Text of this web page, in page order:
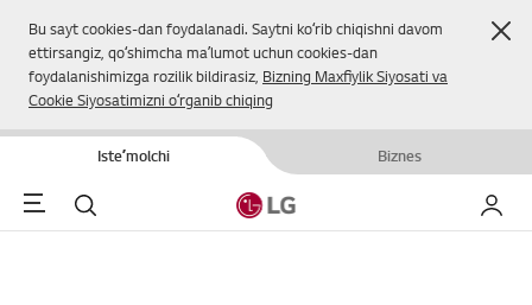
Bu sayt cookies-dan foydalanadi. Saytni koʻrib chiqishni davom
ettirsangiz, qoʻshimcha maʼlumot uchun cookies-dan
foydalanishimizga rozilik bildirasiz, Bizning Maxfiylik Siyosati va
Cookie Siyosatimizni oʻrganib chiqing
Isteʼmolchi Biznes
Menu Qidirish